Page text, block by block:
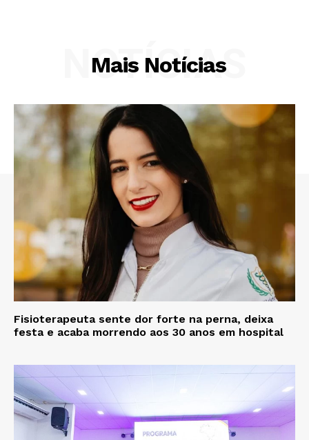
Mais Notícias
NOTÍCIAS
Fisioterapeuta sente dor forte na perna, deixa
festa e acaba morrendo aos 30 anos em hospital